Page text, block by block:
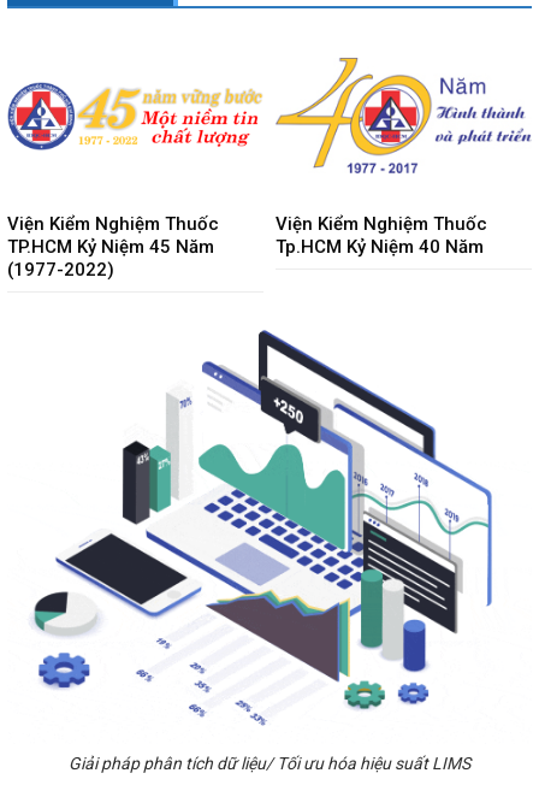
Viện Kiểm Nghiệm Thuốc
TP.HCM Kỷ Niệm 45 Năm
(1977-2022)
Viện Kiểm Nghiệm Thuốc
Tp.HCM Kỷ Niệm 40 Năm
Giải pháp phân tích dữ liệu/ Tối ưu hóa hiệu suất LIMS